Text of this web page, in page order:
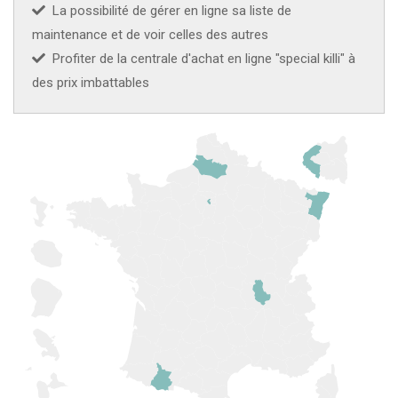
La possibilité de gérer en ligne sa liste de
maintenance et de voir celles des autres
Profiter de la centrale d'achat en ligne "special killi" à
des prix imbattables